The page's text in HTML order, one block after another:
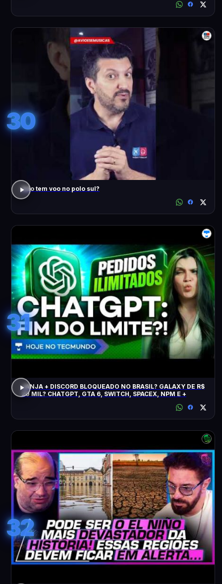
30
Não tem voo no polo sul?
31
JANJA + DISCORD BLOQUEADO NO BRASIL? GALAXY DE R$
20 MIL? CHATGPT, GTA 6, SWITCH, SPACEX, NPM E +
32